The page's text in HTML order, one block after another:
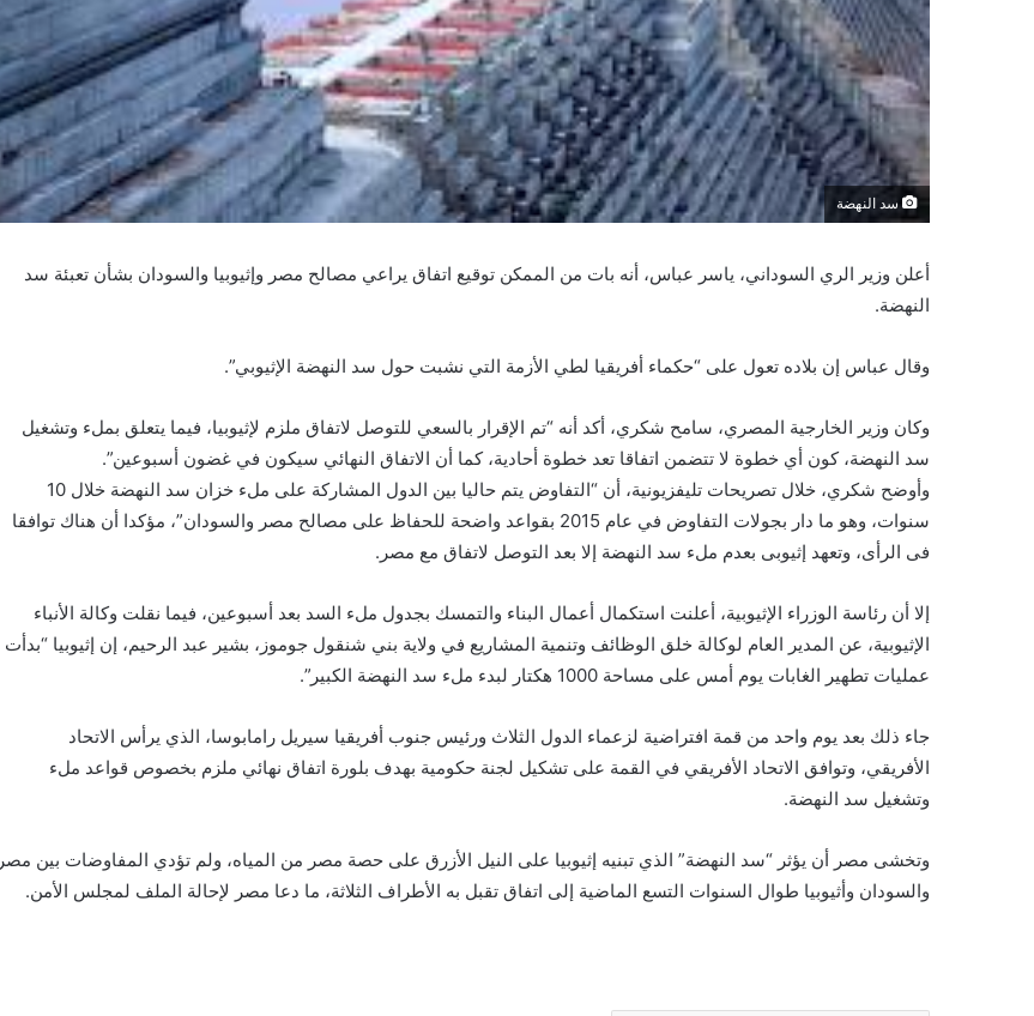
سد النهضة
أعلن وزير الري السوداني، ياسر عباس، أنه بات من الممكن توقيع اتفاق يراعي مصالح مصر وإثيوبيا والسودان بشأن تعبئة سد
النهضة.
وقال عباس إن بلاده تعول على “حكماء أفريقيا لطي الأزمة التي نشبت حول سد النهضة الإثيوبي”.
وكان وزير الخارجية المصري، سامح شكري، أكد أنه “تم الإقرار بالسعي للتوصل لاتفاق ملزم لإثيوبيا، فيما يتعلق بملء وتشغيل
سد النهضة، كون أي خطوة لا تتضمن اتفاقا تعد خطوة أحادية، كما أن الاتفاق النهائي سيكون في غضون أسبوعين”.
وأوضح شكري، خلال تصريحات تليفزيونية، أن “التفاوض يتم حاليا بين الدول المشاركة على ملء خزان سد النهضة خلال 10
سنوات، وهو ما دار بجولات التفاوض في عام 2015 بقواعد واضحة للحفاظ على مصالح مصر والسودان”، مؤكدا أن هناك توافقا
فى الرأى، وتعهد إثيوبى بعدم ملء سد النهضة إلا بعد التوصل لاتفاق مع مصر.
إلا أن رئاسة الوزراء الإثيوبية، أعلنت استكمال أعمال البناء والتمسك بجدول ملء السد بعد أسبوعين، فيما نقلت وكالة الأنباء
الإثيوبية، عن المدير العام لوكالة خلق الوظائف وتنمية المشاريع في ولاية بني شنقول جوموز، بشير عبد الرحيم، إن إثيوبيا “بدأت
عمليات تطهير الغابات يوم أمس على مساحة 1000 هكتار لبدء ملء سد النهضة الكبير”.
جاء ذلك بعد يوم واحد من قمة افتراضية لزعماء الدول الثلاث ورئيس جنوب أفريقيا سيريل رامابوسا، الذي يرأس الاتحاد
الأفريقي، وتوافق الاتحاد الأفريقي في القمة على تشكيل لجنة حكومية بهدف بلورة اتفاق نهائي ملزم بخصوص قواعد ملء
وتشغيل سد النهضة.
وتخشى مصر أن يؤثر “سد النهضة” الذي تبنيه إثيوبيا على النيل الأزرق على حصة مصر من المياه، ولم تؤدي المفاوضات بين مصر
والسودان وأثيوبيا طوال السنوات التسع الماضية إلى اتفاق تقبل به الأطراف الثلاثة، ما دعا مصر لإحالة الملف لمجلس الأمن.